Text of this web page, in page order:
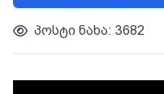
პოსტი ნახა: 3682